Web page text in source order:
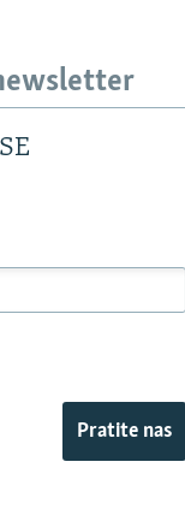
Pratite nas